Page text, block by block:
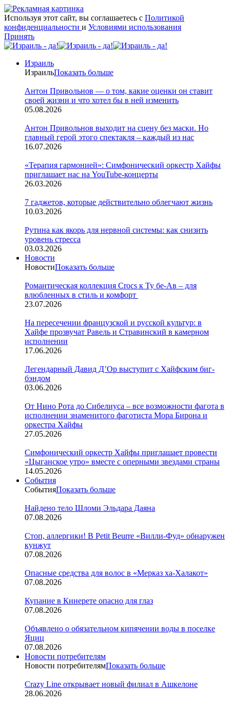
Используя этот сайт, вы соглашаетесь с Политикой
конфиденциальности и Условиями использования
Принять
Израиль
ИзраильПоказать больше
Антон Привольнов — о том, какие оценки он ставит
своей жизни и что хотел бы в ней изменить
05.08.2026
Антон Привольнов выходит на сцену без маски. Но
главный герой этого спектакля – каждый из нас
16.07.2026
«Терапия гармонией»: Симфонический оркестр Хайфы
приглашает нас на YouTube-концерты
26.03.2026
7 гаджетов, которые действительно облегчают жизнь
10.03.2026
Рутина как якорь для нервной системы: как снизить
уровень стресса
03.03.2026
Новости
НовостиПоказать больше
Романтическая коллекция Crocs к Ту бе-Ав – для
влюбленных в стиль и комфорт
23.07.2026
На пересечении французской и русской культур: в
Хайфе прозвучат Равель и Стравинский в камерном
исполнении
17.06.2026
Легендарный Давид Д’Ор выступит с Хайфским биг-
бэндом
03.06.2026
От Нино Рота до Сибелиуса – все возможности фагота в
исполнении знаменитого фаготиста Мора Бирона и
оркестра Хайфы
27.05.2026
Симфонический оркестр Хайфы приглашает провести
«Цыганское утро» вместе с оперными звездами страны
14.05.2026
События
СобытияПоказать больше
Найдено тело Шломи Эльдара Даяна
07.08.2026
Стоп, аллергики! В Petit Beurre «Вилли-Фуд» обнаружен
кунжут
07.08.2026
Опасные средства для волос в «Мерказ ха-Халакот»
07.08.2026
Купание в Кинерете опасно для глаз
07.08.2026
Объявлено о обязательном кипячении воды в поселке
Яциц
07.08.2026
Новости потребителям
Новости потребителямПоказать больше
Crazy Line открывает новый филиал в Ашкелоне
28.06.2026